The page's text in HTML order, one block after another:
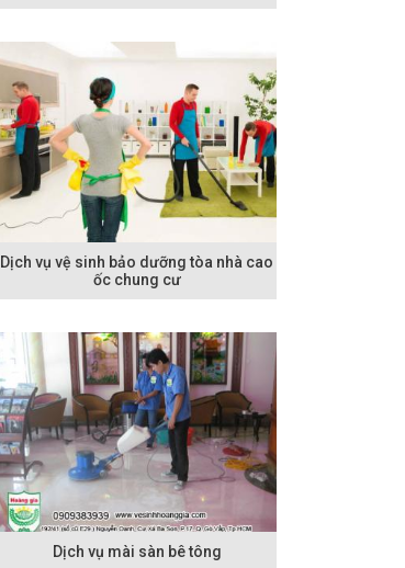
Dịch vụ vệ sinh bảo dưỡng tòa nhà cao
ốc chung cư
Dịch vụ mài sàn bê tông